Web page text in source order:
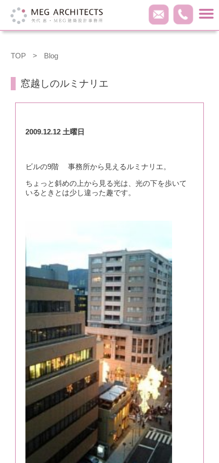
TOP > Blog
窓越しのルミナリエ
2009.12.12 土曜日
ビルの9階 事務所から見えるルミナリエ。
ちょっと斜めの上から見る光は、光の下を歩いて
いるときとは少し違った趣です。